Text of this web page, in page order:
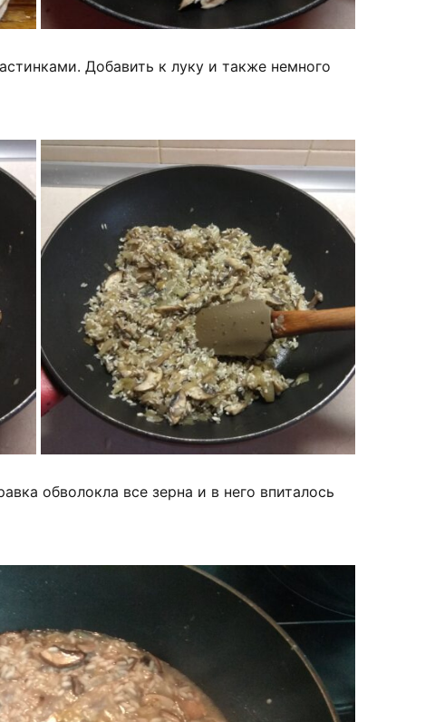
Добавить к луку и также немного
обволокла все зерна и в него впиталось